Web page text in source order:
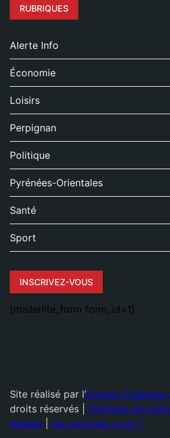
RUBRIQUES
Alerte Info
Économie
Loisirs
Perpignan
Politique
Pyrénées-Orientales
Santé
Sport
INSCRIVEZ-VOUS
[mailerlite_form form_id=1]
Site réalisé par l’Agence Catalane
droits réservés | Politique de
légales
Qui sommes-nous ?